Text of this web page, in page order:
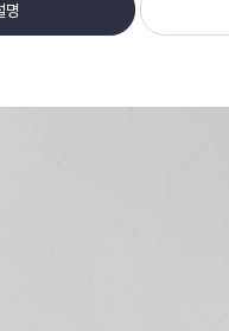
명